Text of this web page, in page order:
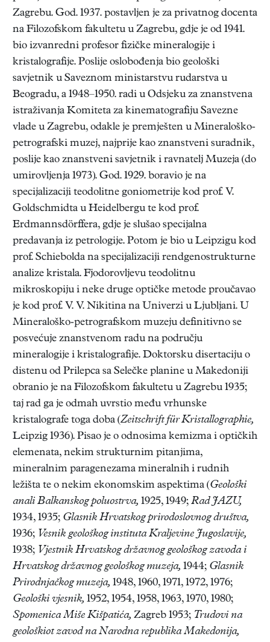
Zagrebu. God. 1937. postavljen je za privatnog docenta
na Filozofskom fakultetu u Zagrebu, gdje je od 1941.
bio izvanredni profesor fizičke mineralogije i
kristalografije. Poslije oslobođenja bio geološki
savjetnik u Saveznom ministarstvu rudarstva u
Beogradu, a 1948–1950. radi u Odsjeku za znanstvena
istraživanja Komiteta za kinematografiju Savezne
vlade u Zagrebu, odakle je premješten u Mineraloško-
petrografski muzej, najprije kao znanstveni suradnik,
poslije kao znanstveni savjetnik i ravnatelj Muzeja (do
umirovljenja 1973). God. 1929. boravio je na
specijalizaciji teodolitne goniometrije kod prof. V.
Goldschmidta u Heidelbergu te kod prof.
Erdmannsdörffera, gdje je slušao specijalna
predavanja iz petrologije. Potom je bio u Leipzigu kod
prof. Schiebolda na specijalizaciji rendgenostrukturne
analize kristala. Fjodorovljevu teodolitnu
mikroskopiju i neke druge optičke metode proučavao
je kod prof. V. V. Nikitina na Univerzi u Ljubljani. U
Mineraloško-petrografskom muzeju definitivno se
posvećuje znanstvenom radu na području
mineralogije i kristalografije. Doktorsku disertaciju o
distenu od Prilepca sa Selečke planine u Makedoniji
obranio je na Filozofskom fakultetu u Zagrebu 1935;
taj rad ga je odmah uvrstio među vrhunske
kristalografe toga doba (Zeitschrift für Kristallographie,
Leipzig 1936). Pisao je o odnosima kemizma i optičkih
elemenata, nekim strukturnim pitanjima,
mineralnim paragenezama mineralnih i rudnih
ležišta te o nekim ekonomskim aspektima (Geološki
anali Balkanskog poluostrva, 1925, 1949; Rad JAZU,
1934, 1935; Glasnik Hrvatskog prirodoslovnog društva,
1936; Vesnik geološkog instituta Kraljevine Jugoslavije,
1938; Vjestnik Hrvatskog državnog geološkog zavoda i
Hrvatskog državnog geološkog muzeja, 1944; Glasnik
Prirodnjačkog muzeja, 1948, 1960, 1971, 1972, 1976;
Geološki vjesnik, 1952, 1954, 1958, 1963, 1970, 1980;
Spomenica Miše Kišpatića, Zagreb 1953; Trudovi na
geološkiot zavod na Narodna republika Makedonija,